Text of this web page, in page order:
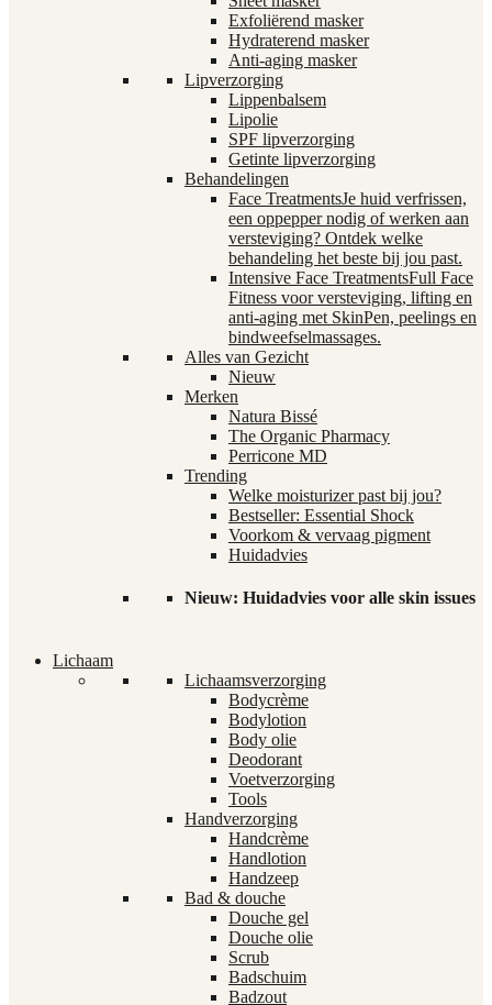
Exfoliërend masker
Hydraterend masker
Anti-aging masker
Lipverzorging
Lippenbalsem
Lipolie
SPF lipverzorging
Getinte lipverzorging
Behandelingen
Face TreatmentsJe huid verfrissen,
een oppepper nodig of werken aan
versteviging? Ontdek welke
behandeling het beste bij jou past.
Intensive Face TreatmentsFull Face
Fitness voor versteviging, lifting en
anti-aging met SkinPen, peelings en
bindweefselmassages.
Alles van Gezicht
Nieuw
Merken
Natura Bissé
The Organic Pharmacy
Perricone MD
Trending
Welke moisturizer past bij jou?
Bestseller: Essential Shock
Voorkom & vervaag pigment
Huidadvies
Nieuw: Huidadvies voor alle skin issues
Lichaam
Lichaamsverzorging
Bodycrème
Bodylotion
Body olie
Deodorant
Voetverzorging
Tools
Handverzorging
Handcrème
Handlotion
Handzeep
Bad & douche
Douche gel
Douche olie
Scrub
Badschuim
Badzout